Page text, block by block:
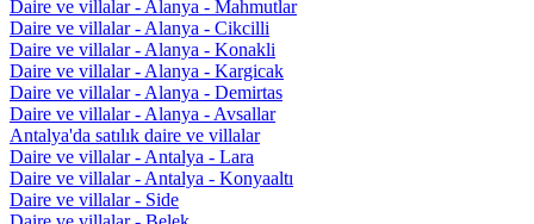
Daire ve villalar - Alanya - Mahmutlar
Daire ve villalar - Alanya - Cikcilli
Daire ve villalar - Alanya - Konakli
Daire ve villalar - Alanya - Kargicak
Daire ve villalar - Alanya - Demirtas
Daire ve villalar - Alanya - Avsallar
Antalya'da satılık daire ve villalar
Daire ve villalar - Antalya - Lara
Daire ve villalar - Antalya - Konyaaltı
Daire ve villalar - Side